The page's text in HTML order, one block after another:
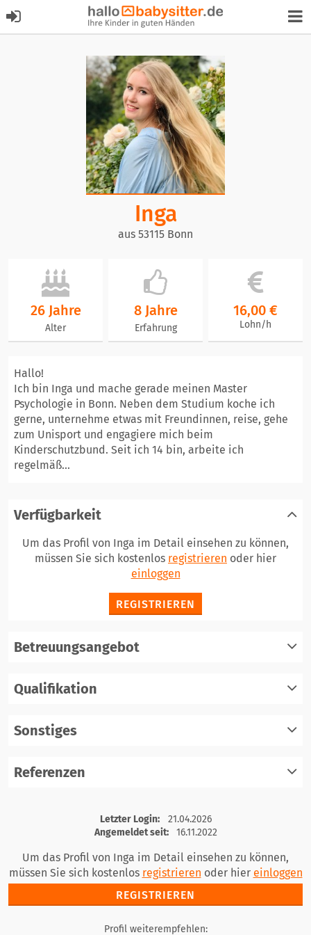
Inga
aus 53115 Bonn
26 Jahre
Alter
8 Jahre
Erfahrung
16,00 €
Lohn/h
Hallo!
Ich bin Inga und mache gerade meinen Master
Psychologie in Bonn. Neben dem Studium koche ich
gerne, unternehme etwas mit Freundinnen, reise, gehe
zum Unisport und engagiere mich beim
Kinderschutzbund. Seit ich 14 bin, arbeite ich
regelmäß...
Verfügbarkeit
Um das Profil von Inga im Detail einsehen zu können,
müssen Sie sich kostenlos registrieren oder hier
einloggen
REGISTRIEREN
Betreuungsangebot
Qualifikation
Sonstiges
Referenzen
registrieren
einloggen
Letzter Login:
21.04.2026
Angemeldet seit:
16.11.2022
Um das Profil von Inga im Detail einsehen zu können,
müssen Sie sich kostenlos registrieren oder hier einloggen
REGISTRIEREN
Profil weiterempfehlen: